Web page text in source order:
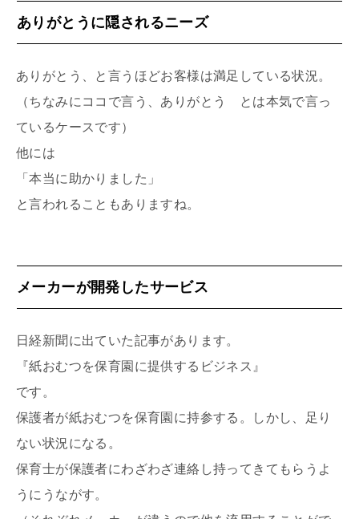
ありがとうに隠されるニーズ
ありがとう、と言うほどお客様は満足している状況。
（ちなみにココで言う、ありがとう とは本気で言っ
ているケースです）
他には
「本当に助かりました」
と言われることもありますね。
メーカーが開発したサービス
日経新聞に出ていた記事があります。
『紙おむつを保育園に提供するビジネス』
です。
保護者が紙おむつを保育園に持参する。しかし、足り
ない状況になる。
保育士が保護者にわざわざ連絡し持ってきてもらうよ
うにうながす。